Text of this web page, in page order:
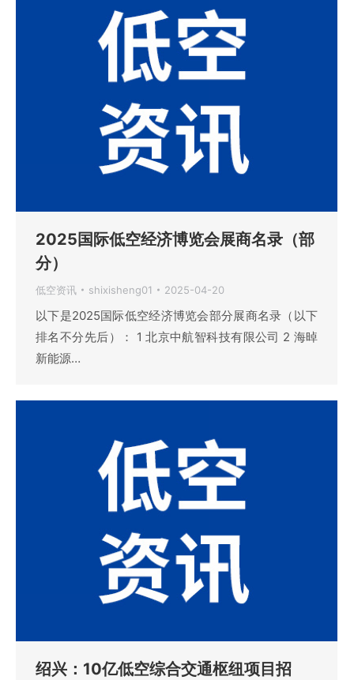
2025国际低空经济博览会展商名录（部
分）
低空资讯 shixisheng01 2025-04-20
以下是2025国际低空经济博览会部分展商名录（以下
排名不分先后）： 1 北京中航智科技有限公司 2 海晫
新能源…
绍兴：10亿低空综合交通枢纽项目招